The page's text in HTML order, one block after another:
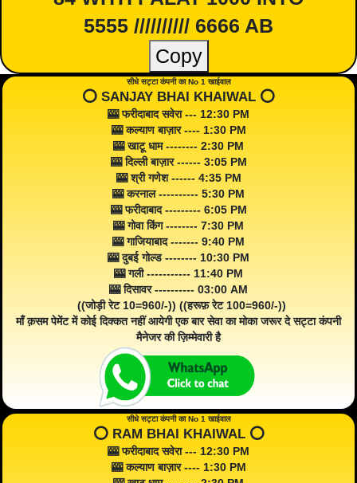
5555 ////////// 6666 AB
Copy
सीधे सट्टा कंपनी का No 1 खाईवाल
⭕️ SANJAY BHAI KHAIWAL ⭕️
🎰 फरीदाबाद सवेरा --- 12:30 PM
🎰 कल्याण बाज़ार ---- 1:30 PM
🎰 खाटू धाम -------- 2:30 PM
🎰 दिल्ली बाज़ार ------ 3:05 PM
🎰 श्री गणेश ------ 4:35 PM
🎰 करनाल ---------- 5:30 PM
🎰 फरीदाबाद --------- 6:05 PM
🎰 गोवा किंग -------- 7:30 PM
🎰 गाजियाबाद ------- 9:40 PM
🎰 दुबई गोल्ड -------- 10:30 PM
🎰 गली ----------- 11:40 PM
🎰 दिसावर ---------- 03:00 AM
((जोड़ी रेट 10=960/-)) ((हरूफ़ रेट 100=960/-))
माँ क़सम पेमेंट में कोई दिक्कत नहीं आयेगी एक बार सेवा का मोका जरूर दे सट्टा कंपनी
मैनेजर की ज़िम्मेवारी है
सीधे सट्टा कंपनी का No 1 खाईवाल
⭕️ RAM BHAI KHAIWAL ⭕️
🎰 फरीदाबाद सवेरा --- 12:30 PM
🎰 कल्याण बाज़ार ---- 1:30 PM